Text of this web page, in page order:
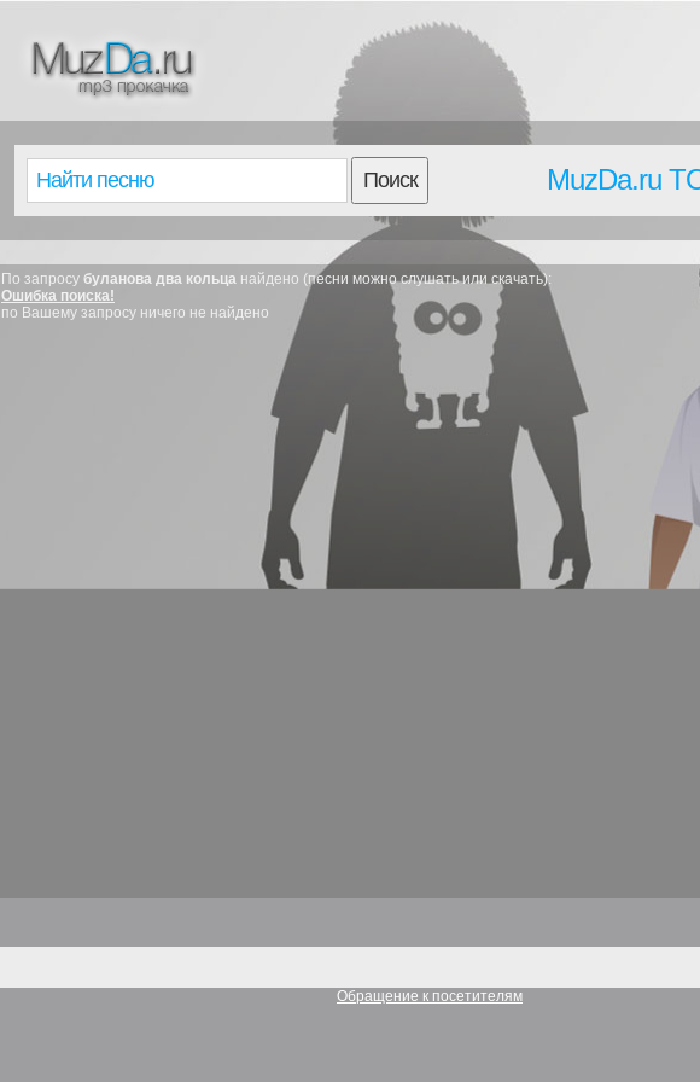
Поиск MuzDa.ru
По запросу буланова два кольца найдено (песни можно слушать или скачать):
Ошибка поиска!
по Вашему запросу ничего не найдено
Обращение к посетителям